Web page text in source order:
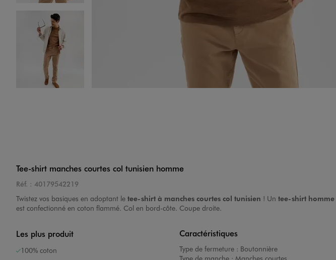
Image 3 sur 4
Tee-shirt manches courtes col tunisien homme
Réf. : 40179542219
Twistez vos basiques en adoptant le tee-shirt à manches courtes col tunisien ! Un tee-shirt homme
est confectionné en coton flammé. Col en bord-côte. Coupe droite.
Les plus produit
100% coton
Caractéristiques
Type de fermeture : Boutonnière